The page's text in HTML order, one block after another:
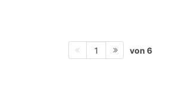
1 von 6